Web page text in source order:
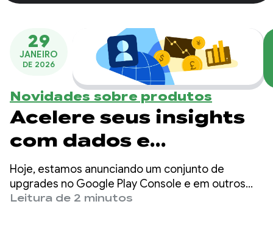
29
JANEIRO
DE 2026
Novidades sobre produtos
Acelere seus insights
com dados e
recomendações de
monetização mais
Hoje, estamos anunciando um conjunto de
upgrades no Google Play Console e em outros
lugares, oferecendo mais visibilidade sobre sua
Leitura de 2 minutos